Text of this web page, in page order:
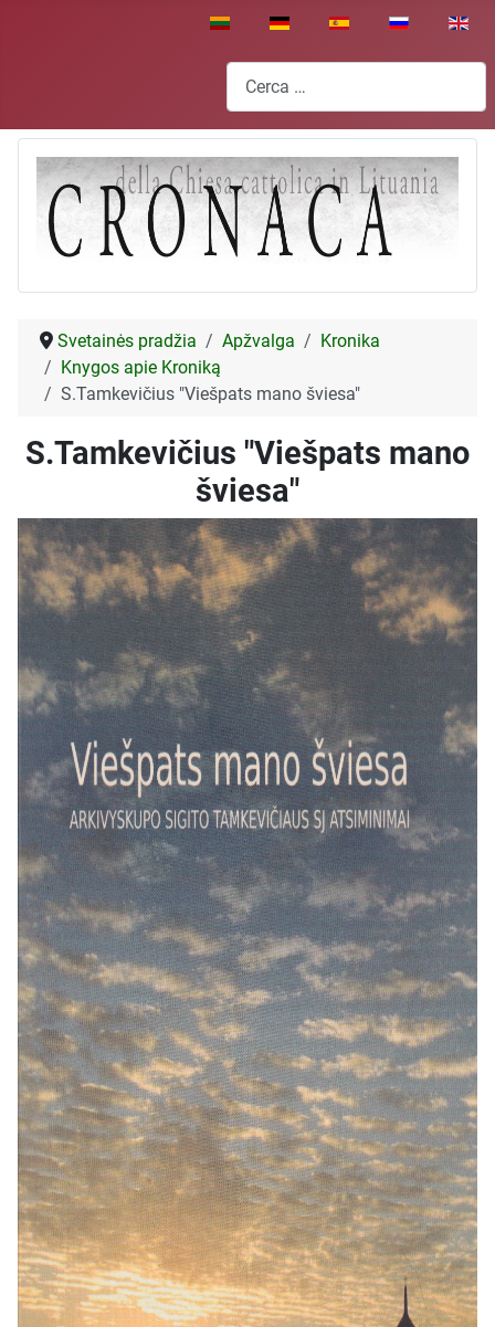
Seleziona la tua lingua
Cerca
Svetainės pradžia Apžvalga
Kronika
Knygos apie Kroniką
S.Tamkevičius "Viešpats mano šviesa"
S.Tamkevičius "Viešpats mano
šviesa"